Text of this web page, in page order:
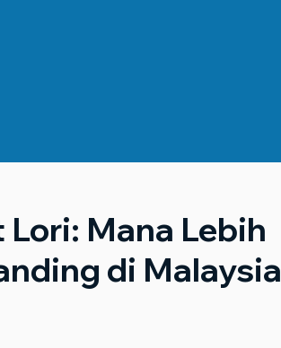
Mana Lebih
di Malaysia